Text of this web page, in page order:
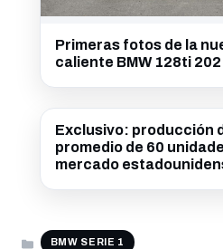
Primeras fotos de la
caliente BMW 128ti
Exclusivo: producción
promedio de 60
mercado
CATEGORÍAS
BMW SERIE 1